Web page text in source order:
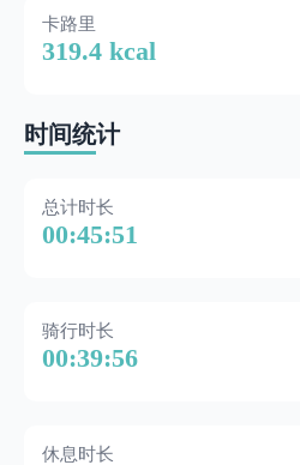
卡路里
319.4 kcal
时间统计
总计时长
00:45:51
骑行时长
00:39:56
休息时长